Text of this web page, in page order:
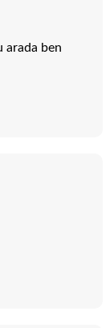
arada ben